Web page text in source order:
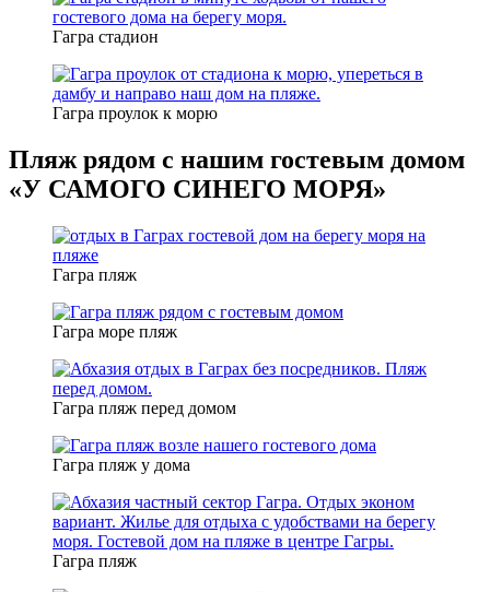
Гагра стадион
Гагра проулок к морю
Пляж рядом с нашим гостевым домом
«У САМОГО СИНЕГО МОРЯ»
Гагра пляж
Гагра море пляж
Гагра пляж перед домом
Гагра пляж у дома
Гагра пляж